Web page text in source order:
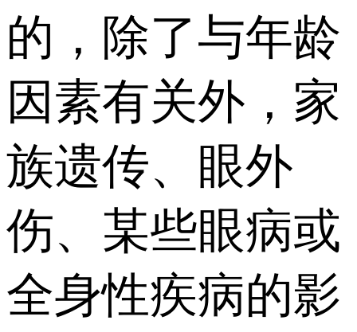
的，除了与年龄
因素有关外，家
族遗传、眼外
伤、某些眼病或
全身性疾病的影